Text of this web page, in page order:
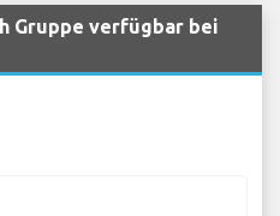
Gruppe verfügbar bei